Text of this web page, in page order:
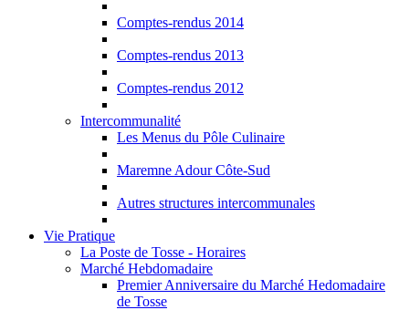
Comptes-rendus 2014
Comptes-rendus 2013
Comptes-rendus 2012
Intercommunalité
Les Menus du Pôle Culinaire
Maremne Adour Côte-Sud
Autres structures intercommunales
Vie Pratique
La Poste de Tosse - Horaires
Marché Hebdomadaire
Premier Anniversaire du Marché Hedomadaire
de Tosse